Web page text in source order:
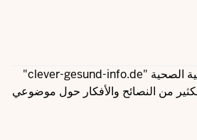
تستهدف البوابة الإلكترونية الصحية "clever-gesund-info.de"
من النصائح والأفكار حول موضوعي